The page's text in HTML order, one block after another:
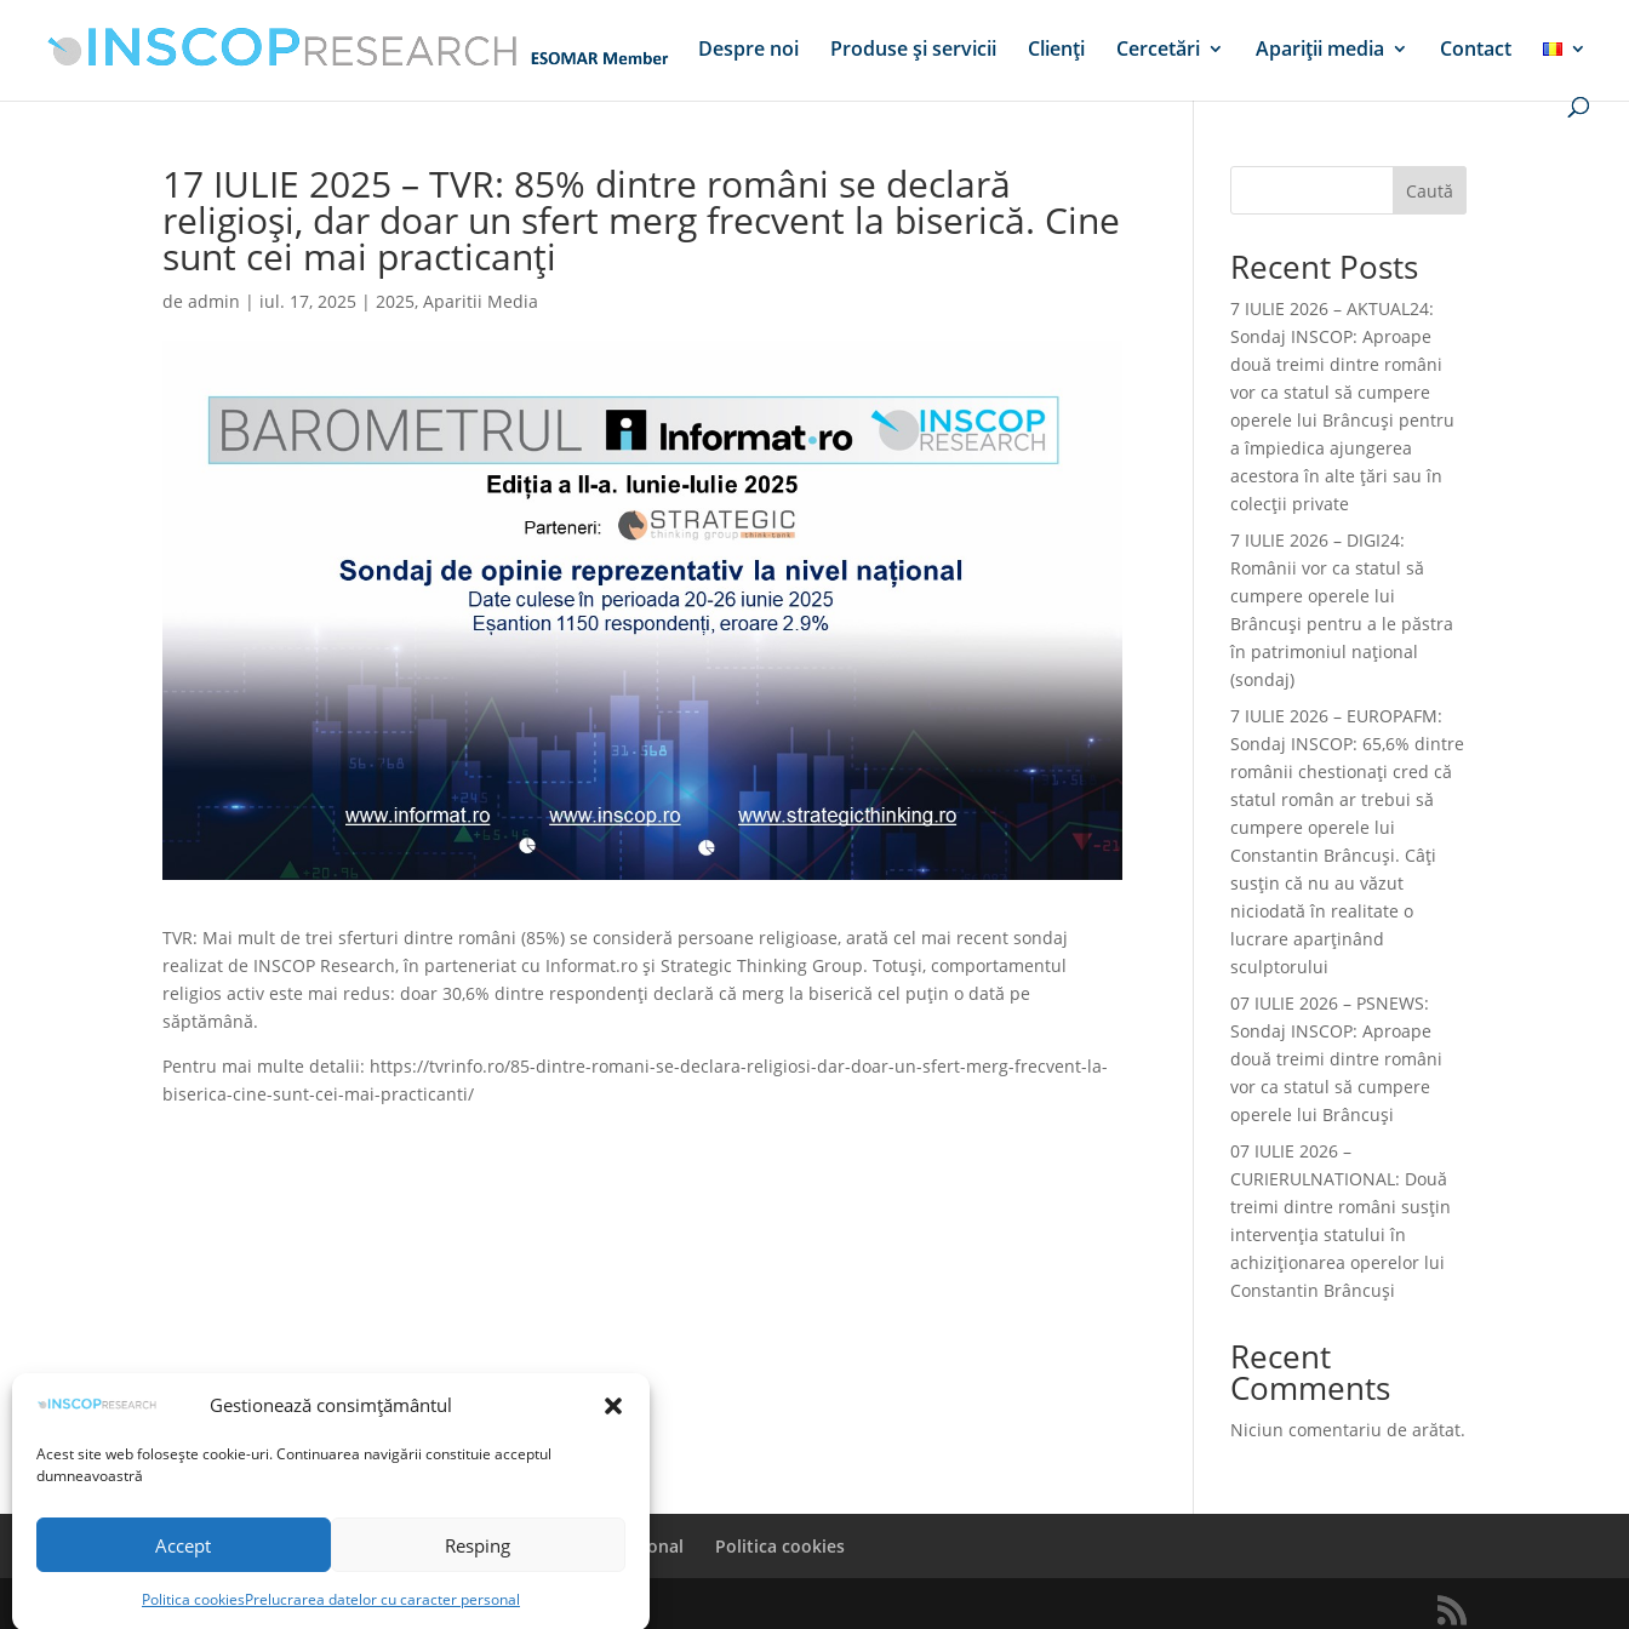
Gestionează consimțământul
Acest site web folosește cookie-uri. Continuarea navigării constituie acceptul
dumneavoastră
Accept Resping
Politica cookiesPrelucrarea datelor cu caracter personal
Despre noi Produse și servicii Clienți Cercetări Apariții media Contact
17 IULIE 2025 – TVR: 85% dintre români se declară
religioși, dar doar un sfert merg frecvent la biserică. Cine
sunt cei mai practicanți
deadmin | iul. 17, 2025 |2025,Aparitii Media
TVR: Mai mult de trei sferturi dintre români (85%) se consideră persoane religioase, arată cel mai recent sondaj
realizat de INSCOP Research, în parteneriat cu Informat.ro și Strategic Thinking Group. Totuși, comportamentul
religios activ este mai redus: doar 30,6% dintre respondenți declară că merg la biserică cel puțin o dată pe
săptămână.
Pentru mai multe detalii: https://tvrinfo.ro/85-dintre-romani-se-declara-religiosi-dar-doar-un-sfert-merg-frecvent-la-
biserica-cine-sunt-cei-mai-practicanti/
Caută
Recent Posts
7 IULIE 2026 – AKTUAL24:
Sondaj INSCOP: Aproape
două treimi dintre români
vor ca statul să cumpere
operele lui Brâncuşi pentru
a împiedica ajungerea
acestora în alte ţări sau în
colecţii private
7 IULIE 2026 – DIGI24:
Românii vor ca statul să
cumpere operele lui
Brâncuși pentru a le păstra
în patrimoniul național
(sondaj)
7 IULIE 2026 – EUROPAFM:
Sondaj INSCOP: 65,6% dintre
românii chestionați cred că
statul român ar trebui să
cumpere operele lui
Constantin Brâncuși. Câți
susțin că nu au văzut
niciodată în realitate o
lucrare aparținând
sculptorului
07 IULIE 2026 – PSNEWS:
Sondaj INSCOP: Aproape
două treimi dintre români
vor ca statul să cumpere
operele lui Brâncuși
07 IULIE 2026 –
CURIERULNATIONAL: Două
treimi dintre români susțin
intervenția statului în
achiziționarea operelor lui
Constantin Brâncuși
Recent
Comments
Niciun comentariu de arătat.
Termeni și condiții Prelucrarea datelor cu caracter personal Politica cookies
©INSCOP Research